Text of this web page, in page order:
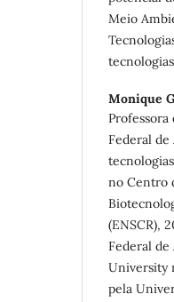
Meio
Monique
Federal de
no Centro
(ENSCR),
Federal de
University
pela